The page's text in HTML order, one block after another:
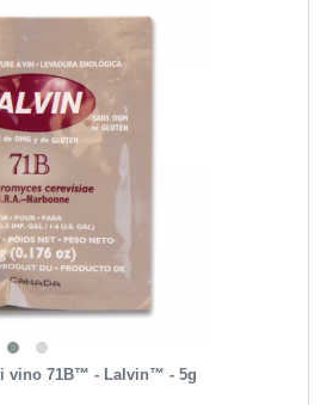
vino 71B™ - Lalvin™ - 5g